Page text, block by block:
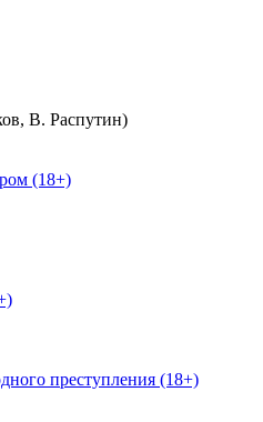
В. Распутин)
(18+)
преступления (18+)